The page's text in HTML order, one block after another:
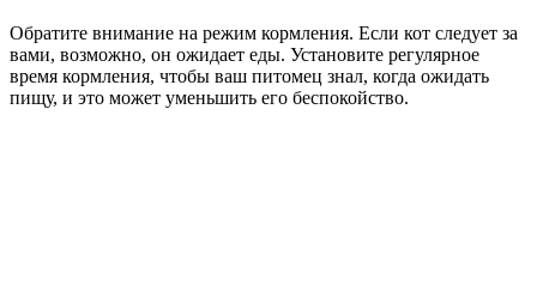
Обратите внимание на режим кормления. Если кот следует за
вами, возможно, он ожидает еды. Установите регулярное
время кормления, чтобы ваш питомец знал, когда ожидать
пищу, и это может уменьшить его беспокойство.